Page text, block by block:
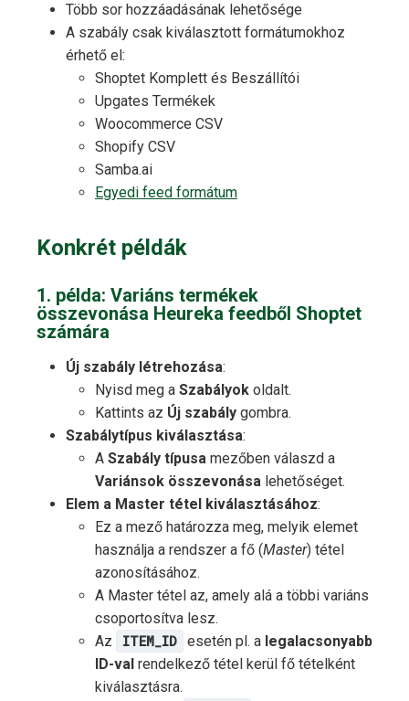
Több sor hozzáadásának lehetősége
A szabály csak kiválasztott formátumokhoz
érhető el:
Shoptet Komplett és Beszállítói
Upgates Termékek
Woocommerce CSV
Shopify CSV
Samba.ai
Egyedi feed formátum
Konkrét példák
1. példa: Variáns termékek
összevonása Heureka feedből Shoptet
számára
Új szabály létrehozása:
Nyisd meg a Szabályok oldalt.
Kattints az Új szabály gombra.
Szabálytípus kiválasztása:
A Szabály típusa mezőben válaszd a
Variánsok összevonása lehetőséget.
Elem a Master tétel kiválasztásához:
Ez a mező határozza meg, melyik elemet
használja a rendszer a fő (Master) tétel
azonosításához.
A Master tétel az, amely alá a többi variáns
csoportosítva lesz.
Az
ITEM_ID esetén pl. a legalacsonyabb
ID-val rendelkező tétel kerül fő tételként
kiválasztásra.